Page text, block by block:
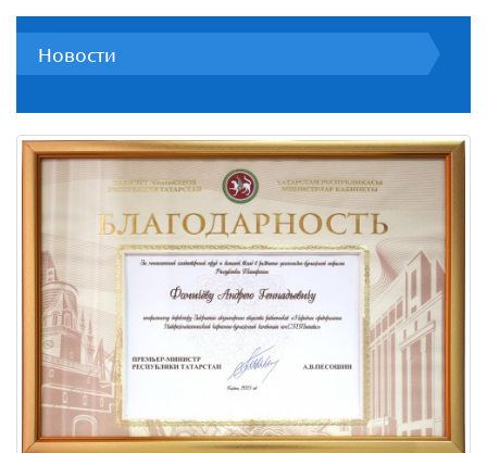
Новости